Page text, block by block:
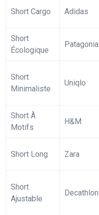
Short Cargo Adidas
Short
Écologique
Patagonia
Short
Minimaliste
Uniqlo
Short À
Motifs
H&M
Short Long Zara
Short
Ajustable
Decathlon